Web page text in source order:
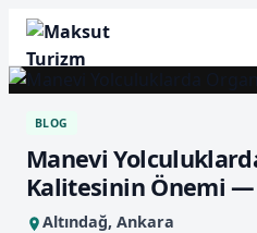
BLOG
Manevi
Kalitesinin Önemi —
Altındağ, Ankara